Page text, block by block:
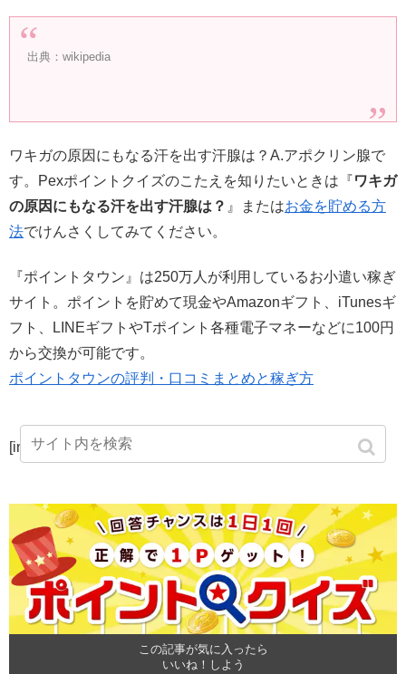
出典：wikipedia
ワキガの原因にもなる汗を出す汗腺は？A.アポクリン腺で
す。Pexポイントクイズのこたえを知りたいときは『ワキガ
の原因にもなる汗を出す汗腺は？ 』またはお金を貯める方
法でけんさくしてみてください。
『ポイントタウン』は250万人が利用しているお小遣い稼ぎ
サイト。ポイントを貯めて現金やAmazonギフト、iTunesギ
フト、LINEギフトやTポイント各種電子マネーなどに100円
から交換が可能です。
ポイントタウンの評判・口コミまとめと稼ぎ方
[instashow]
この記事が気に入ったら
いいね！しよう